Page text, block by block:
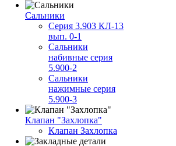
Сальники
Серия 3.903 КЛ-13
вып. 0-1
Сальники
набивные серия
5.900-2
Сальники
нажимные серия
5.900-3
Клапан "Захлопка"
Клапан Захлопка